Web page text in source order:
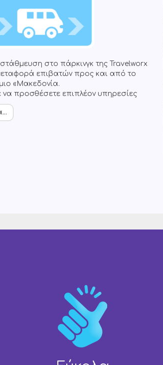
στο πάρκινγκ της Travelworx
επιβατών προς και από το
«Μακεδονία.
να προσθέσετε επιπλέον υπηρεσίες